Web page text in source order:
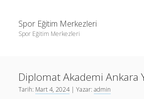
Spor Eğitim Merkezleri
Spor Eğitim Merkezleri
Sayfa Listesi
Şifresiz Instagram Beğeni Arttırma
Diplomat Akademi Ankara
Tarih: Mart 4, 2024| Yazar:admin